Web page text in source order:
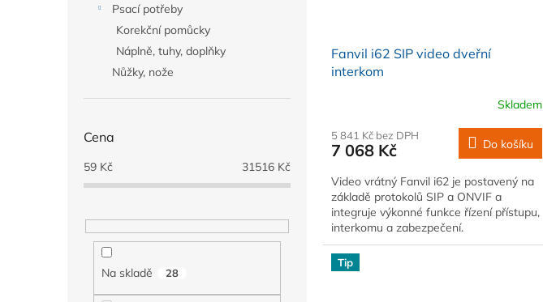
Psací potřeby
Korekční pomůcky
Náplně, tuhy, doplňky
Nůžky, nože
Cena
59 Kč 31516 Kč
Na skladě 28
Fanvil i62 SIP video dveřní
interkom
Skladem
5 841 Kč bez DPH
7 068 Kč Do košíku
Video vrátný Fanvil i62 je postavený na
základě protokolů SIP a ONVIF a
integruje výkonné funkce řízení přístupu,
interkomu a zabezpečení.
Tip